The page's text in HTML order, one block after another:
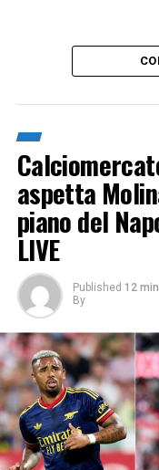
aspetta
piano del
LIVE
Published 12
By